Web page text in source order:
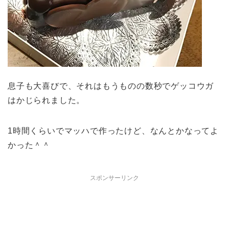
息子も大喜びで、それはもうものの数秒でゲッコウガ
はかじられました。
1時間くらいでマッハで作ったけど、なんとかなってよ
かった＾＾
スポンサーリンク